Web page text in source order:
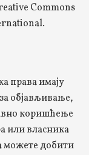
Commons
права имају
објављивање,
коришћење
или власника
можете добити